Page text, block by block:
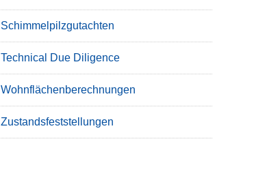
Schimmelpilzgutachten
Technical Due Diligence
Wohnflächenberechnungen
Zustandsfeststellungen